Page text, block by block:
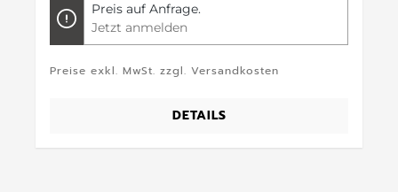
Preis auf Anfrage.
Jetzt anmelden
Preise exkl. MwSt. zzgl. Versandkosten
DETAILS